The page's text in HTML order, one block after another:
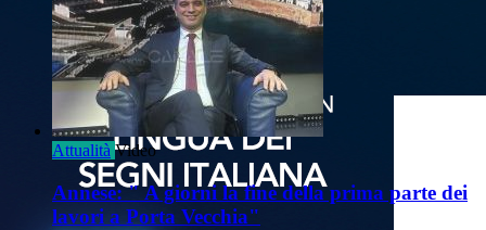
Attualità Video
Annese: " A giorni la fine della prima parte dei
lavori a Porta Vecchia"